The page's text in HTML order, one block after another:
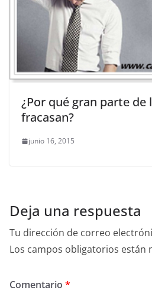
¿Por qué gran parte de
fracasan?
junio 16, 2015
Deja una respuesta
Tu dirección de correo
Los campos obligatorios están
Comentario *